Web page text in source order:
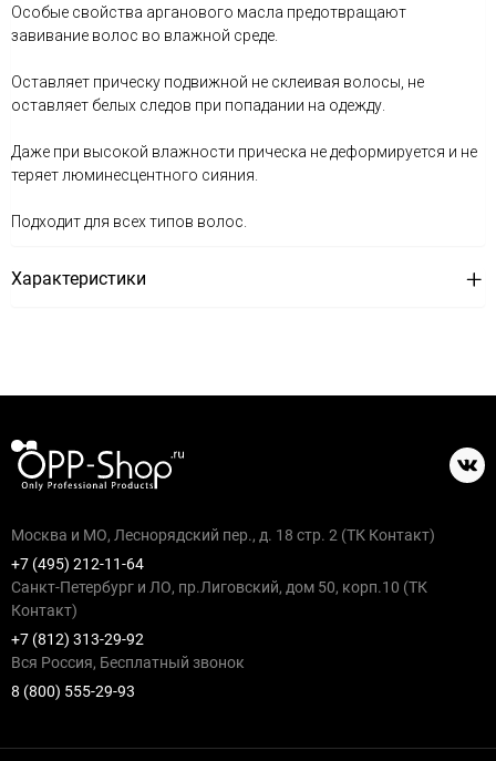
Особые свойства арганового масла предотвращают
завивание волос во влажной среде.
Оставляет прическу подвижной не склеивая волосы, не
оставляет белых следов при попадании на одежду.
Даже при высокой влажности прическа не деформируется и не
теряет люминесцентного сияния.
Подходит для всех типов волос.
Характеристики
Москва и МО, Леснорядский пер., д. 18 стр. 2 (ТК Контакт)
+7 (495) 212-11-64
Санкт-Петербург и ЛО, пр.Лиговский, дом 50, корп.10 (ТК
Контакт)
+7 (812) 313-29-92
Вся Россия, Бесплатный звонок
8 (800) 555-29-93